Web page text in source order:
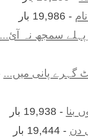
- 19,986 بار
پہلے سمجھ نہ آئ...
گہرے پانی میں...
بنا - 19,938 بار
دن - 19,444 بار